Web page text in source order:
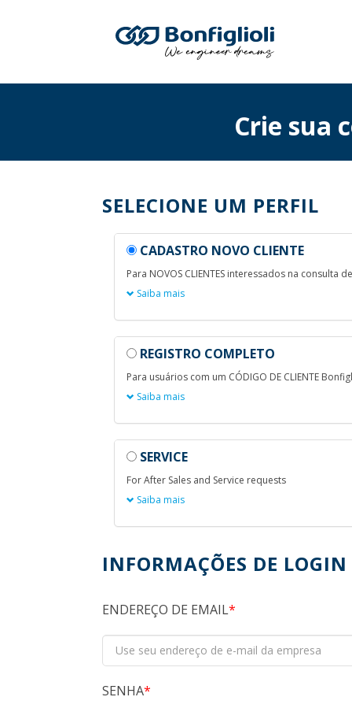
Crie sua
SELECIONE UM PERFIL
CADASTRO NOVO CLIENTE
Para NOVOS CLIENTES interessados na consulta
Saiba mais
REGISTRO COMPLETO
Para usuários com um CÓDIGO DE CLIENTE
Saiba mais
SERVICE
For After Sales and Service requests
Saiba mais
INFORMAÇÕES DE LOGIN
ENDEREÇO DE EMAIL
SENHA